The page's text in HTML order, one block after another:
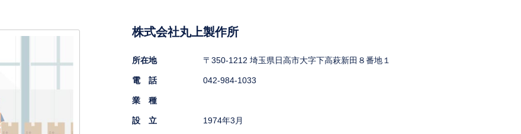
株式会社丸上製作所
所在地 〒350-1212 埼玉県日高市大字下高萩新田８番地１
電 話 042-984-1033
業 種
設 立 1974年3月